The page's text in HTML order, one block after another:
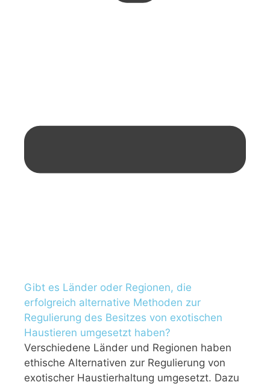
Gibt es Länder oder Regionen, die
erfolgreich alternative Methoden zur
Regulierung des Besitzes von exotischen
Haustieren umgesetzt haben?
Verschiedene Länder und Regionen haben
ethische Alternativen zur Regulierung von
exotischer Haustierhaltung umgesetzt. Dazu